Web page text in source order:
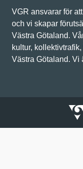
VGR ansvarar för
och vi skapar
Västra Götaland.
kultur,
Västra Götaland. Vi